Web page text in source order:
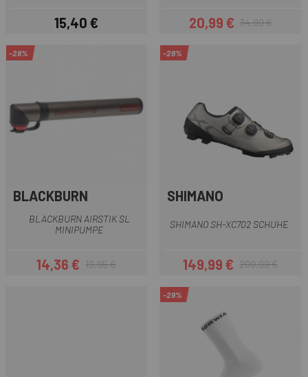
Preis
15,40 € Preis
20,99 €Regulärer Preis
34,99 €
-28%
BLACKBURN
BLACKBURN AIRSTIK SL
MINIPUMPE
Preis
14,36 €Regulärer Preis
19,95 €
-28%
SHIMANO
SHIMANO SH-XC702 SCHUHE
Preis
149,99 €Regulärer Preis
209,99 €
-29%